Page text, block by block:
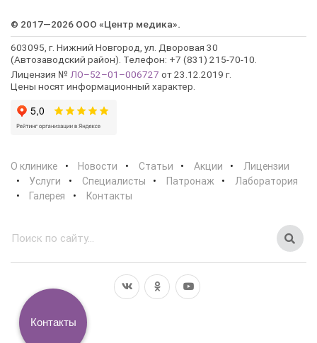
© 2017—2026 ООО «Центр медика».
603095, г. Нижний Новгород, ул. Дворовая 30
(Автозаводский район). Телефон: +7 (831) 215-70-10.
Лицензия № ЛО–52–01–006727 от 23.12.2019 г.
Цены носят информационный характер.
О клинике Новости Статьи Акции
Лицензии
Услуги
Специалисты Патронаж
Лаборатория
Галерея
Контакты
Контакты